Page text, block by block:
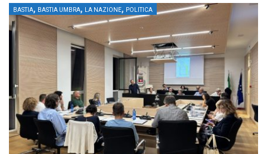
BASTIA, BASTIA UMBRA, LA NAZIONE, POLITICA